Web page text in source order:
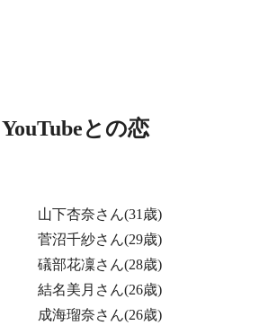
YouTubeとの恋
山下杏奈さん(31歳)
菅沼千紗さん(29歳)
礒部花凜さん(28歳)
結名美月さん(26歳)
成海瑠奈さん(26歳)